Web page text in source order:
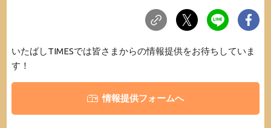
いたばしTIMESでは皆さまからの情報提供をお待ちしていま
す！
情報提供フォームへ